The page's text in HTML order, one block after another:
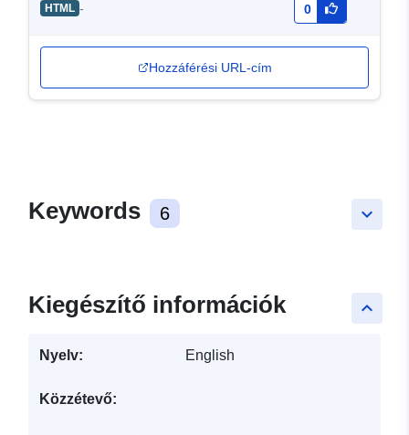
HTML - 0
Hozzáférési URL-cím
keyboard_arrow_down
Keywords 6
keyboard_arrow_up
Kiegészítő információk
Nyelv: English
Közzétevő: